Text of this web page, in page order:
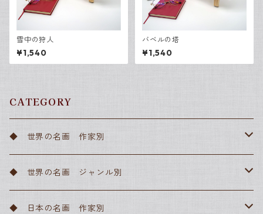
雪中の狩人
¥1,540
バベルの塔
¥1,540
CATEGORY
◆ 世界の名画 作家別
アルフォンス・ミュシャ
アンリ・ド・トゥールーズ＝ロートレック
◆ 世界の名画 ジャンル別
ルネッサンス
◆ 日本の名画 作家別